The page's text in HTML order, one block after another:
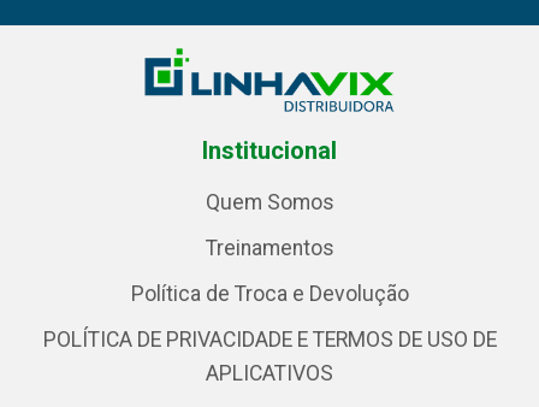
Institucional
Quem Somos
Treinamentos
Política de Troca e Devolução
POLÍTICA DE PRIVACIDADE E TERMOS DE USO DE
APLICATIVOS